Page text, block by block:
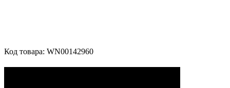
Код товара: WN00142960